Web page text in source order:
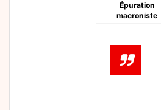
Épuration
macroniste